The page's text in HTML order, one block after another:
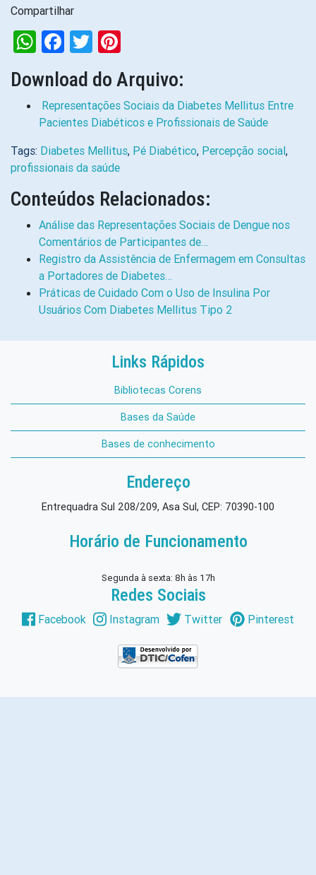
Compartilhar
WhatsApp
Facebook
Twitter
Download do Arquivo:
Representações Sociais da Diabetes Mellitus Entre
Pacientes Diabéticos e Profissionais de Saúde
Tags: Diabetes Mellitus, Pé Diabético, Percepção social,
profissionais da saúde
Conteúdos Relacionados:
Análise das Representações Sociais de Dengue nos
Comentários de Participantes de…
Registro da Assistência de Enfermagem em Consultas
a Portadores de Diabetes…
Práticas de Cuidado Com o Uso de Insulina Por
Usuários Com Diabetes Mellitus Tipo 2
Links Rápidos
Bibliotecas Corens
Bases da Saúde
Bases de conhecimento
Endereço
Entrequadra Sul 208/209, Asa Sul, CEP: 70390-100
Horário de Funcionamento
Segunda à sexta: 8h às 17h
Redes Sociais
Facebook Instagram Twitter Pinterest